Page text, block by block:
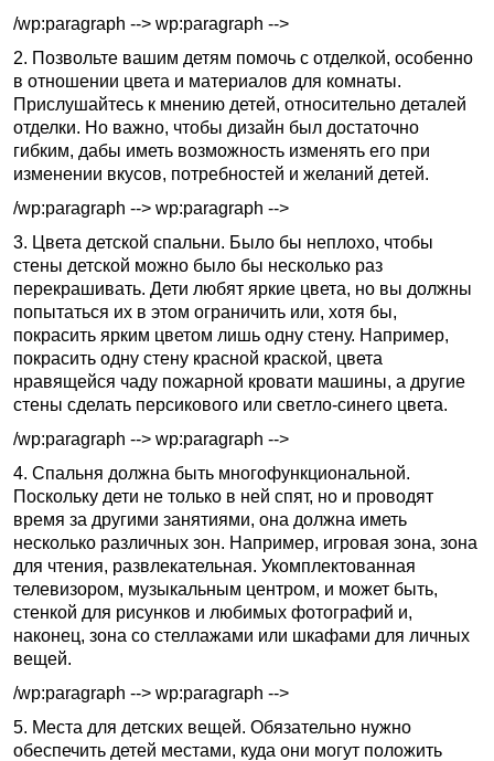
/wp:paragraph --> wp:paragraph -->
2. Позвольте вашим детям помочь с отделкой, особенно
в отношении цвета и материалов для комнаты.
Прислушайтесь к мнению детей, относительно деталей
отделки. Но важно, чтобы дизайн был достаточно
гибким, дабы иметь возможность изменять его при
изменении вкусов, потребностей и желаний детей.
/wp:paragraph --> wp:paragraph -->
3. Цвета детской спальни. Было бы неплохо, чтобы
стены детской можно было бы несколько раз
перекрашивать. Дети любят яркие цвета, но вы должны
попытаться их в этом ограничить или, хотя бы,
покрасить ярким цветом лишь одну стену. Например,
покрасить одну стену красной краской, цвета
нравящейся чаду пожарной кровати машины, а другие
стены сделать персикового или светло-синего цвета.
/wp:paragraph --> wp:paragraph -->
4. Спальня должна быть многофункциональной.
Поскольку дети не только в ней спят, но и проводят
время за другими занятиями, она должна иметь
несколько различных зон. Например, игровая зона, зона
для чтения, развлекательная. Укомплектованная
телевизором, музыкальным центром, и может быть,
стенкой для рисунков и любимых фотографий и,
наконец, зона со стеллажами или шкафами для личных
вещей.
/wp:paragraph --> wp:paragraph -->
5. Места для детских вещей. Обязательно нужно
обеспечить детей местами, куда они могут положить